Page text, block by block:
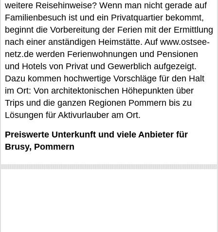
weitere Reisehinweise? Wenn man nicht gerade auf
Familienbesuch ist und ein Privatquartier bekommt,
beginnt die Vorbereitung der Ferien mit der Ermittlung
nach einer anständigen Heimstätte. Auf www.ostsee-
netz.de werden Ferienwohnungen und Pensionen
und Hotels von Privat und Gewerblich aufgezeigt.
Dazu kommen hochwertige Vorschläge für den Halt
im Ort: Von architektonischen Höhepunkten über
Trips und die ganzen Regionen Pommern bis zu
Lösungen für Aktivurlauber am Ort.
Preiswerte Unterkunft und viele Anbieter für
Brusy, Pommern